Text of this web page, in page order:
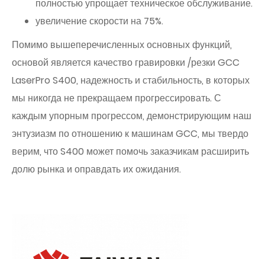
полностью упрощает техническое обслуживание.
увеличение скорости на 75%.
Помимо вышеперечисленных основных функций,
основой является качество гравировки /резки GCC
LaserPro S400, надежность и стабильность, в которых
мы никогда не прекращаем прогрессировать. С
каждым упорным прогрессом, демонстрирующим наш
энтузиазм по отношению к машинам GCC, мы твердо
верим, что S400 может помочь заказчикам расширить
долю рынка и оправдать их ожидания.